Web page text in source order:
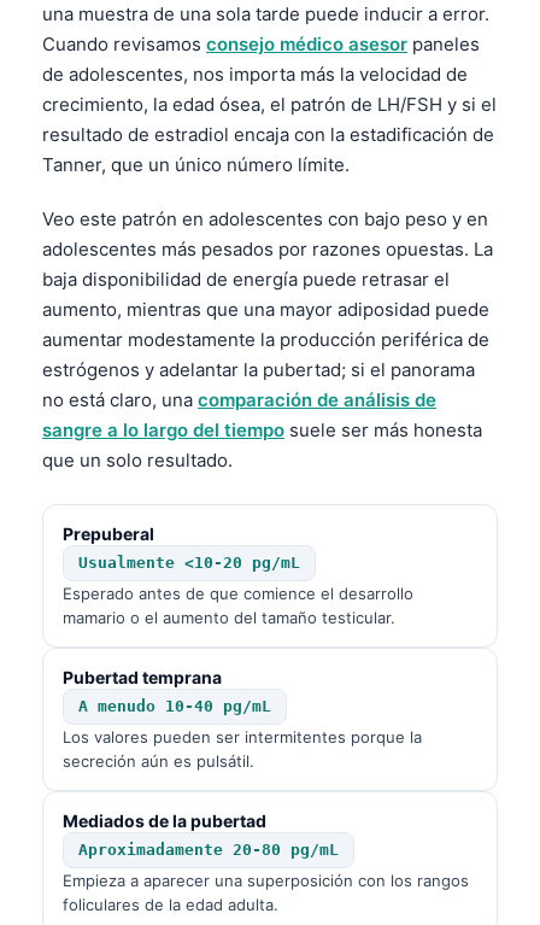
una muestra de una sola tarde puede inducir a error.
Cuando revisamos consejo médico asesor paneles
de adolescentes, nos importa más la velocidad de
crecimiento, la edad ósea, el patrón de LH/FSH y si el
resultado de estradiol encaja con la estadificación de
Tanner, que un único número límite.
Veo este patrón en adolescentes con bajo peso y en
adolescentes más pesados por razones opuestas. La
baja disponibilidad de energía puede retrasar el
aumento, mientras que una mayor adiposidad puede
aumentar modestamente la producción periférica de
estrógenos y adelantar la pubertad; si el panorama
no está claro, una comparación de análisis de
sangre a lo largo del tiempo suele ser más honesta
que un solo resultado.
Prepuberal
Usualmente <10-20 pg/mL
Esperado antes de que comience el desarrollo
mamario o el aumento del tamaño testicular.
Pubertad temprana
A menudo 10-40 pg/mL
Los valores pueden ser intermitentes porque la
secreción aún es pulsátil.
Mediados de la pubertad
Aproximadamente 20-80 pg/mL
Empieza a aparecer una superposición con los rangos
foliculares de la edad adulta.